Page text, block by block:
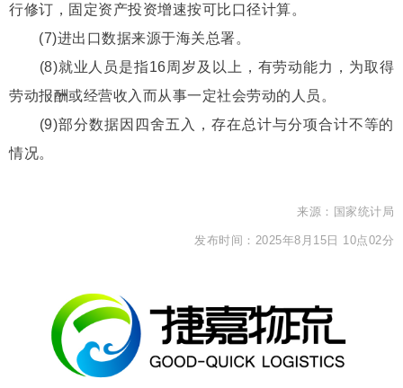
行修订，固定资产投资增速按可比口径计算。
(7)进出口数据来源于海关总署。
(8)就业人员是指16周岁及以上，有劳动能力，为取得
劳动报酬或经营收入而从事一定社会劳动的人员。
(9)部分数据因四舍五入，存在总计与分项合计不等的
情况。
来源：国家统计局
发布时间：2025年8月15日 10点02分